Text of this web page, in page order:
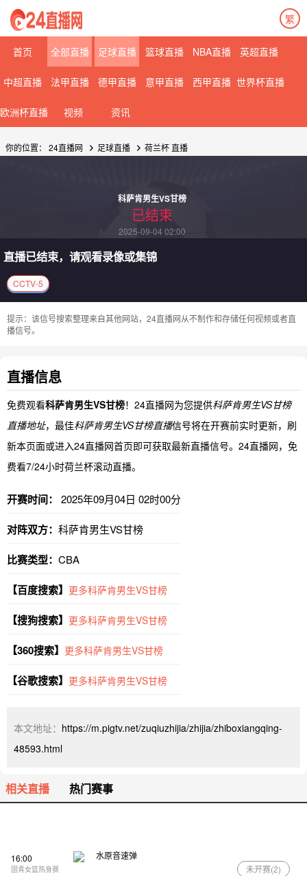
繁
首页 全部直播 足球直播 篮球直播 NBA直播 英超直播
中超直播 法甲直播 德甲直播 意甲直播 西甲直播 世界杯直播
欧洲杯直播 视频 资讯
你的位置： 24直播网 足球直播 荷兰杯 直播
科萨肯男生VS甘榜
已结束
2025-09-04 02:00
直播已结束，请观看录像或集锦
CCTV-5
提示：该信号搜索整理来自其他网站，24直播网从不制作和存储任何视频或者直
播信号。
直播信息
免费观看科萨肯男生VS甘榜！24直播网为您提供科萨肯男生VS甘榜
直播地址，最佳科萨肯男生VS甘榜直播信号将在开赛前实时更新，刷
新本页面或进入24直播网首页即可获取最新直播信号。24直播网，免
费看7/24小时荷兰杯滚动直播。
开赛时间： 2025年09月04日 02时00分
对阵双方： 科萨肯男生VS甘榜
比赛类型： CBA
【百度搜索】 更多科萨肯男生VS甘榜
【搜狗搜索】 更多科萨肯男生VS甘榜
【360搜索】 更多科萨肯男生VS甘榜
【谷歌搜索】 更多科萨肯男生VS甘榜
本文地址： https://m.pigtv.net/zuqiuzhijia/zhijia/zhiboxiangqing-
48593.html
相关直播 热门赛事
08月10日 星期一
16:00
国青女篮热身赛
水原音速弹
未开赛(2)
08月11日 星期二